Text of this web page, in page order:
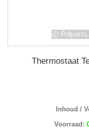
Thermostaat
Inhoud /
Voorraad: